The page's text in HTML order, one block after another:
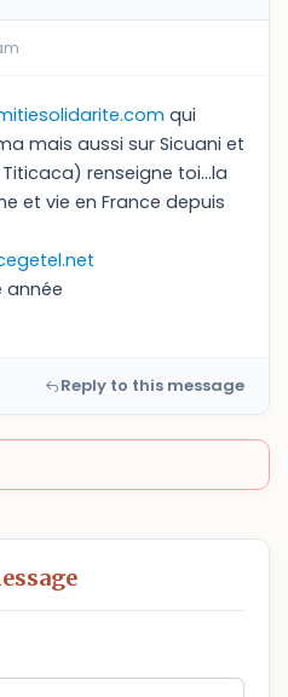
qui
mais aussi sur Sicuani et
renseigne toi...la
et vie en France depuis
année
Reply to this message